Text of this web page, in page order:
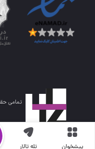
پیشخوان تله تالار
تمامی